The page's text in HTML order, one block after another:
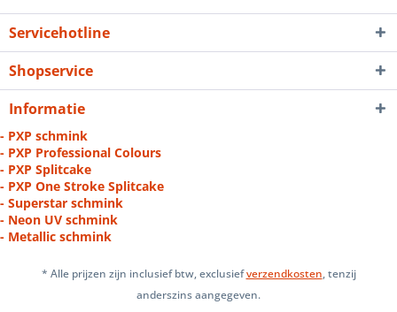
Servicehotline
Shopservice
Informatie
- PXP schmink
- PXP Professional Colours
- PXP Splitcake
- PXP One Stroke Splitcake
- Superstar schmink
- Neon UV schmink
- Metallic schmink
* Alle prijzen zijn inclusief btw, exclusiefverzendkosten, tenzij
anderszins aangegeven.